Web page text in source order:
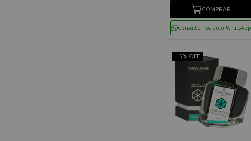
COMPRAR
Consulte-nos pelo WhatsApp
15% OFF